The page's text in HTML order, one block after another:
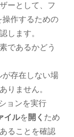
ーとして、フ
操作するための
します。
であるかどう
が存在しない場
りません。
ョンを実行
イルを 開く ため
ることを確認